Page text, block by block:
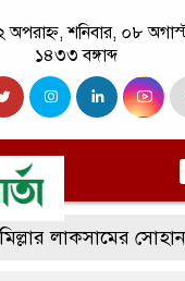
শনিবার, ০৮
১৪৩৩ বঙ্গাব্দ
সোহান হত্যা